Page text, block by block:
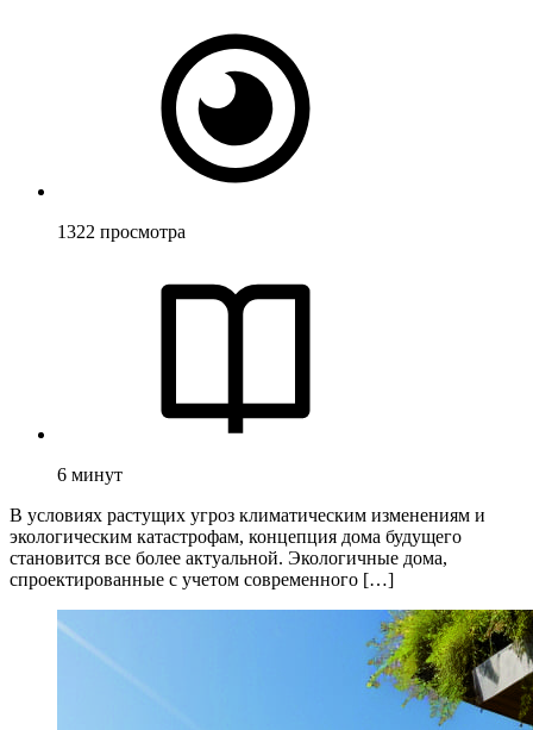
1322 просмотра
6 минут
В условиях растущих угроз климатическим изменениям и
экологическим катастрофам, концепция дома будущего
становится все более актуальной. Экологичные дома,
спроектированные с учетом современного […]